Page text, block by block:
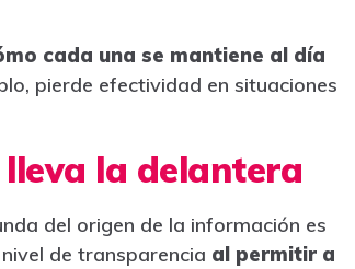
cada una se mantiene al día
pierde efectividad en situaciones
la delantera
del origen de la información es
de transparencia al permitir a